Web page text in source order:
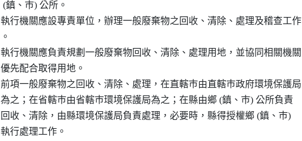
(鎮、巿) 公所。
執行機關應設專責單位，辦理一般廢棄物之回收、清除、處理及稽查工作
。
執行機關應負責規劃一般廢棄物回收、清除、處理用地，並協同相關機關
優先配合取得用地。
前項一般廢棄物之回收、清除、處理，在直轄巿由直轄巿政府環境保護局
為之；在省轄巿由省轄巿環境保護局為之；在縣由鄉 (鎮、巿) 公所負責
回收、清除，由縣環境保護局負責處理，必要時，縣得授權鄉 (鎮、巿)
執行處理工作。